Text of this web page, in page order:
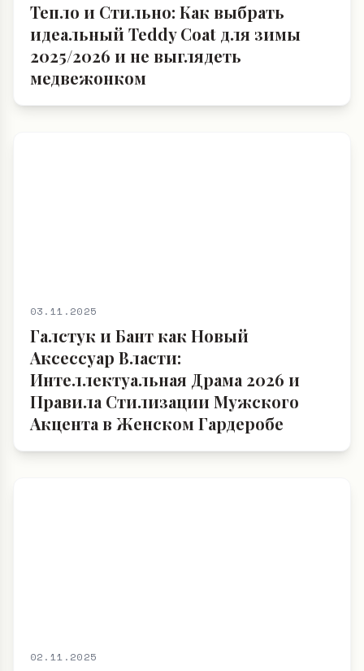
Тепло и Стильно: Как выбрать
идеальный Teddy Coat для зимы
2025/2026 и не выглядеть
медвежонком
03.11.2025
Галстук и Бант как Новый
Аксессуар Власти:
Интеллектуальная Драма 2026 и
Правила Стилизации Мужского
Акцента в Женском Гардеробе
02.11.2025